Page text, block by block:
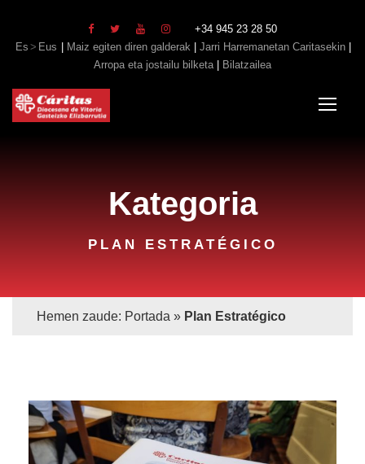
+34 945 23 28 50
Es
Eus Maiz egiten diren galderak Jarri Harremanetan Caritasekin
Arropa eta jostailu bilketa| Bilatzailea
Kategoria
PLAN ESTRATÉGICO
Hemen zaude: Portada » Plan Estratégico